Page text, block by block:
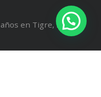
en Tigre, Zona